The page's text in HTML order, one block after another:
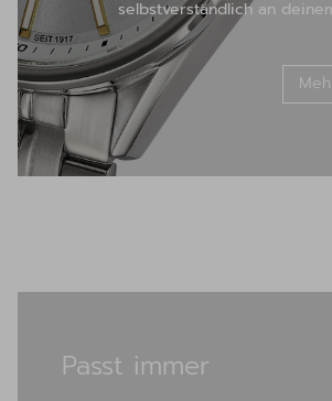
selbstverständlich an
Passt immer